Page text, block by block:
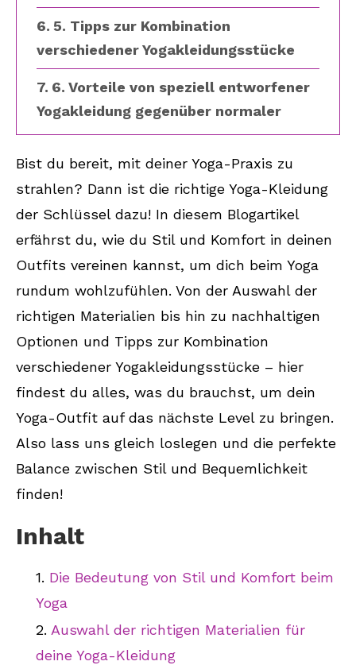
5. Tipps zur Kombination
verschiedener Yogakleidungsstücke
6. Vorteile von speziell entworfener
Yogakleidung gegenüber normaler
Sportkleidung
7. Finde deine Größe: Tipps zur
richtigen Passform von Yoga Outfits
8. Pflegehinweise für lang
anhaltende Freude an deinen
9. Fazit: Finde die perfekte Balance
zwischen Stil und Bequemlichkeit mit
deiner Yoga-Kleidung
Bist du bereit, mit deiner Yoga-Praxis zu
strahlen? Dann ist die richtige Yoga-Kleidung
der Schlüssel dazu! In diesem Blogartikel
erfährst du, wie du Stil und Komfort in deinen
Outfits vereinen kannst, um dich beim Yoga
rundum wohlzufühlen. Von der Auswahl der
richtigen Materialien bis hin zu nachhaltigen
Optionen und Tipps zur Kombination
verschiedener Yogakleidungsstücke – hier
findest du alles, was du brauchst, um dein
Yoga-Outfit auf das nächste Level zu bringen.
Also lass uns gleich loslegen und die perfekte
Balance zwischen Stil und Bequemlichkeit
finden!
Inhalt
Die Bedeutung von Stil und Komfort beim
Yoga
Auswahl der richtigen Materialien für
deine Yoga-Kleidung